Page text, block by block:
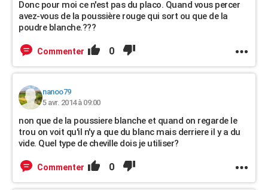
Donc pour moi ce n'est pas du placo. Quand vous percer
avez-vous de la poussière rouge qui sort ou que de la
poudre blanche.???
Commenter 0
nanoo79
5 avr. 2014 à 09:00
non que de la poussiere blanche et quand on regarde le
trou on voit qu'il n'y a que du blanc mais derriere il y a du
vide. Quel type de cheville dois je utiliser?
Commenter 0